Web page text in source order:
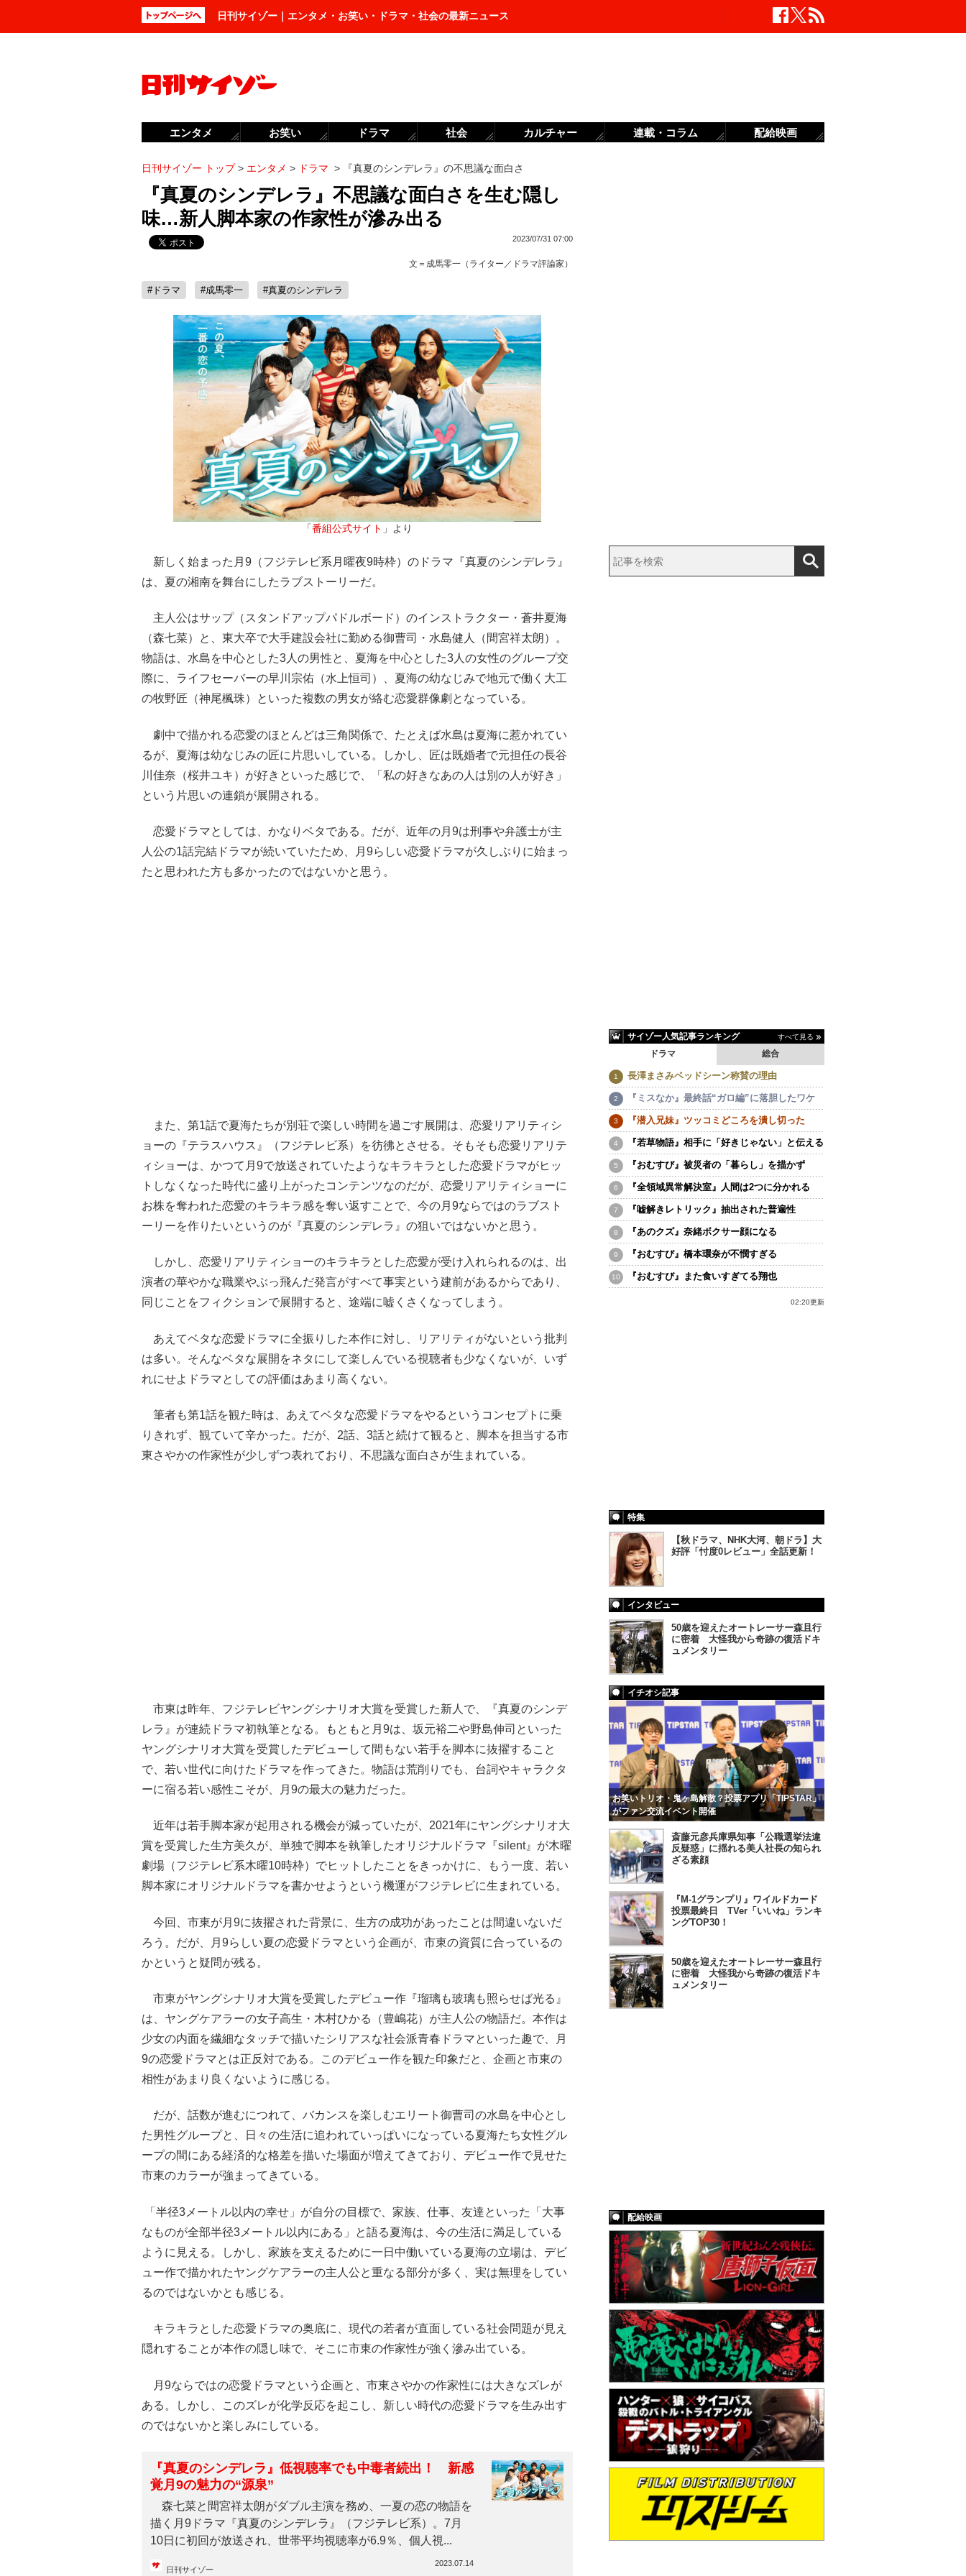
日刊サイゾー｜エンタメ・お笑い・ドラマ・社会の最新ニュース
日刊サイゾー トップ> エンタメ > ドラマ > 『真夏のシンデレラ』の不思議な面白さ
『真夏のシンデレラ』不思議な面白さを生む隠し
味…新人脚本家の作家性が滲み出る
2023/07/31 07:00
文＝ 成馬零一（ライター／ドラマ評論家）
#ドラマ #成馬零一 #真夏のシンデレラ
「 番組公式サイト 」より
新しく始まった月9（フジテレビ系月曜夜9時枠）のドラマ『真夏のシンデレラ』
は、夏の湘南を舞台にしたラブストーリーだ。
主人公はサップ（スタンドアップパドルボード）のインストラクター・蒼井夏海
（森七菜）と、東大卒で大手建設会社に勤める御曹司・水島健人（間宮祥太朗）。
物語は、水島を中心とした3人の男性と、夏海を中心とした3人の女性のグループ交
際に、ライフセーバーの早川宗佑（水上恒司）、夏海の幼なじみで地元で働く大工
の牧野匠（神尾楓珠）といった複数の男女が絡む恋愛群像劇となっている。
劇中で描かれる恋愛のほとんどは三角関係で、たとえば水島は夏海に惹かれてい
るが、夏海は幼なじみの匠に片思いしている。しかし、匠は既婚者で元担任の長谷
川佳奈（桜井ユキ）が好きといった感じで、「私の好きなあの人は別の人が好き」
という片思いの連鎖が展開される。
恋愛ドラマとしては、かなりベタである。だが、近年の月9は刑事や弁護士が主
人公の1話完結ドラマが続いていたため、月9らしい恋愛ドラマが久しぶりに始まっ
たと思われた方も多かったのではないかと思う。
また、第1話で夏海たちが別荘で楽しい時間を過ごす展開は、恋愛リアリティシ
ョーの『テラスハウス』（フジテレビ系）を彷彿とさせる。そもそも恋愛リアリテ
ィショーは、かつて月9で放送されていたようなキラキラとした恋愛ドラマがヒッ
トしなくなった時代に盛り上がったコンテンツなのだが、恋愛リアリティショーに
お株を奪われた恋愛のキラキラ感を奪い返すことで、今の月9ならではのラブスト
ーリーを作りたいというのが『真夏のシンデレラ』の狙いではないかと思う。
しかし、恋愛リアリティショーのキラキラとした恋愛が受け入れられるのは、出
演者の華やかな職業やぶっ飛んだ発言がすべて事実という建前があるからであり、
同じことをフィクションで展開すると、途端に嘘くさくなってしまう。
あえてベタな恋愛ドラマに全振りした本作に対し、リアリティがないという批判
は多い。そんなベタな展開をネタにして楽しんでいる視聴者も少なくないが、いず
れにせよドラマとしての評価はあまり高くない。
筆者も第1話を観た時は、あえてベタな恋愛ドラマをやるというコンセプトに乗
りきれず、観ていて辛かった。だが、2話、3話と続けて観ると、脚本を担当する市
東さやかの作家性が少しずつ表れており、不思議な面白さが生まれている。
市東は昨年、フジテレビヤングシナリオ大賞を受賞した新人で、『真夏のシンデ
レラ』が連続ドラマ初執筆となる。もともと月9は、坂元裕二や野島伸司といった
ヤングシナリオ大賞を受賞したデビューして間もない若手を脚本に抜擢すること
で、若い世代に向けたドラマを作ってきた。物語は荒削りでも、台詞やキャラクタ
ーに宿る若い感性こそが、月9の最大の魅力だった。
近年は若手脚本家が起用される機会が減っていたが、2021年にヤングシナリオ大
賞を受賞した生方美久が、単独で脚本を執筆したオリジナルドラマ『silent』が木曜
劇場（フジテレビ系木曜10時枠）でヒットしたことをきっかけに、もう一度、若い
脚本家にオリジナルドラマを書かせようという機運がフジテレビに生まれている。
今回、市東が月9に抜擢された背景に、生方の成功があったことは間違いないだ
ろう。だが、月9らしい夏の恋愛ドラマという企画が、市東の資質に合っているの
かというと疑問が残る。
市東がヤングシナリオ大賞を受賞したデビュー作『瑠璃も玻璃も照らせば光る』
は、ヤングケアラーの女子高生・木村ひかる（豊嶋花）が主人公の物語だ。本作は
少女の内面を繊細なタッチで描いたシリアスな社会派青春ドラマといった趣で、月
9の恋愛ドラマとは正反対である。このデビュー作を観た印象だと、企画と市東の
相性があまり良くないように感じる。
だが、話数が進むにつれて、バカンスを楽しむエリート御曹司の水島を中心とし
た男性グループと、日々の生活に追われていっぱいになっている夏海たち女性グル
ープの間にある経済的な格差を描いた場面が増えてきており、デビュー作で見せた
市東のカラーが強まってきている。
「半径3メートル以内の幸せ」が自分の目標で、家族、仕事、友達といった「大事
なものが全部半径3メートル以内にある」と語る夏海は、今の生活に満足している
ように見える。しかし、家族を支えるために一日中働いている夏海の立場は、デビ
ュー作で描かれたヤングケアラーの主人公と重なる部分が多く、実は無理をしてい
るのではないかとも感じる。
キラキラとした恋愛ドラマの奥底に、現代の若者が直面している社会問題が見え
隠れすることが本作の隠し味で、そこに市東の作家性が強く滲み出ている。
月9ならではの恋愛ドラマという企画と、市東さやかの作家性には大きなズレが
ある。しかし、このズレが化学反応を起こし、新しい時代の恋愛ドラマを生み出す
のではないかと楽しみにしている。
『真夏のシンデレラ』低視聴率でも中毒者続出！ 新感
覚月9の魅力の“源泉”
森七菜と間宮祥太朗がダブル主演を務め、一夏の恋の物語を
描く月9ドラマ『真夏のシンデレラ』（フジテレビ系）。7月
10日に初回が放送され、世帯平均視聴率が6.9％、個人視...
日刊サイゾー
2023.07.14
サイゾー人気記事ランキング すべて見る
ドラマ 総合
長澤まさみベッドシーン称賛の理由
『ミスなか』最終話“ガロ編”に落胆したワケ
『潜入兄妹』ツッコミどころを潰し切った
『若草物語』相手に「好きじゃない」と伝える
『おむすび』被災者の「暮らし」を描かず
『全領域異常解決室』人間は2つに分かれる
『嘘解きレトリック』抽出された普遍性
『あのクズ』奈緒ボクサー顔になる
『おむすび』橋本環奈が不憫すぎる
『おむすび』また食いすぎてる翔也
02:20更新
特集
【秋ドラマ、NHK大河、朝ドラ】大
好評「忖度0レビュー」全話更新！
インタビュー
50歳を迎えたオートレーサー森且行
に密着 大怪我から奇跡の復活ドキ
ュメンタリー
イチオシ記事
お笑いトリオ・鬼ヶ島解散？投票アプリ「TIPSTAR」
がファン交流イベント開催
斎藤元彦兵庫県知事「公職選挙法違
反疑惑」に揺れる美人社長の知られ
ざる素顔
『M-1グランプリ』ワイルドカード
投票最終日 TVer「いいね」ランキ
ングTOP30！
50歳を迎えたオートレーサー森且行
に密着 大怪我から奇跡の復活ドキ
ュメンタリー
配給映画
エンタメ お笑い ドラマ 社会 カルチャー 連載・コラム 配給映画